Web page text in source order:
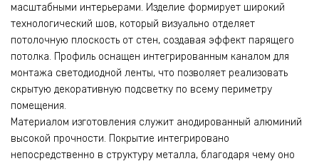
масштабными интерьерами. Изделие формирует широкий
технологический шов, который визуально отделяет
потолочную плоскость от стен, создавая эффект парящего
потолка. Профиль оснащен интегрированным каналом для
монтажа светодиодной ленты, что позволяет реализовать
скрытую декоративную подсветку по всему периметру
помещения.
Материалом изготовления служит анодированный алюминий
высокой прочности. Покрытие интегрировано
непосредственно в структуру металла, благодаря чему оно